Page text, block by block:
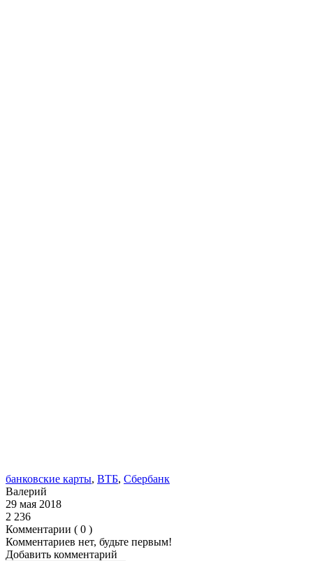
банковские карты, ВТБ, Сбербанк
Валерий
29 мая 2018
2 236
Комментарии ( 0 )
Комментариев нет, будьте первым!
Добавить комментарий